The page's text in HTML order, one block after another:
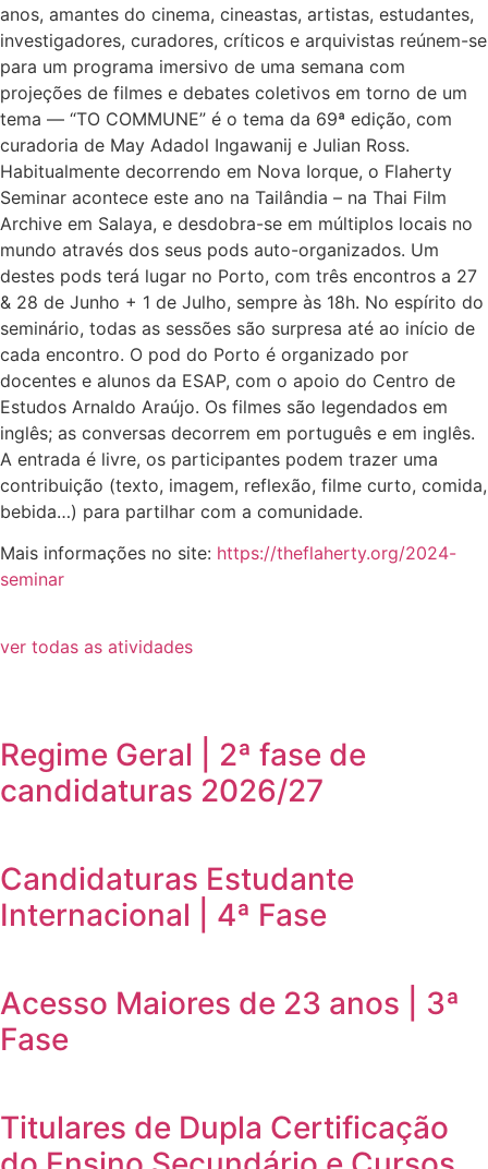
anos, amantes do cinema, cineastas, artistas, estudantes,
investigadores, curadores, críticos e arquivistas reúnem-se
para um programa imersivo de uma semana com
projeções de filmes e debates coletivos em torno de um
tema — “TO COMMUNE” é o tema da 69ª edição, com
curadoria de May Adadol Ingawanij e Julian Ross.
Habitualmente decorrendo em Nova Iorque, o Flaherty
Seminar acontece este ano na Tailândia – na Thai Film
Archive em Salaya, e desdobra-se em múltiplos locais no
mundo através dos seus pods auto-organizados. Um
destes pods terá lugar no Porto, com três encontros a 27
& 28 de Junho + 1 de Julho, sempre às 18h. No espírito do
seminário, todas as sessões são surpresa até ao início de
cada encontro. O pod do Porto é organizado por
docentes e alunos da ESAP, com o apoio do Centro de
Estudos Arnaldo Araújo. Os filmes são legendados em
inglês; as conversas decorrem em português e em inglês.
A entrada é livre, os participantes podem trazer uma
contribuição (texto, imagem, reflexão, filme curto, comida,
bebida…) para partilhar com a comunidade.
Mais informações no site: https://theflaherty.org/2024-
seminar
ver todas as atividades
Regime Geral | 2ª fase de
candidaturas 2026/27
Candidaturas Estudante
Internacional | 4ª Fase
Acesso Maiores de 23 anos | 3ª
Fase
Titulares de Dupla Certificação